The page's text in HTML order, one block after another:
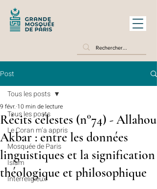
Post
Tous les posts
Le Coran m’a appris
Mosquée de Paris
Islam
Interreligieux
Tous les posts
Récits célestes (n°74) - Allahou
Akbar : entre les données
linguistiques et la signification
théologique et philosophique
9 févr. 10 min de lecture